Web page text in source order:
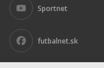
Sportnet
futbalnet.sk